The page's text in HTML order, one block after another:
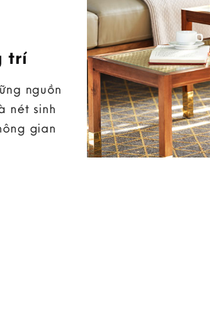
trí
nguồn
nét sinh
gian